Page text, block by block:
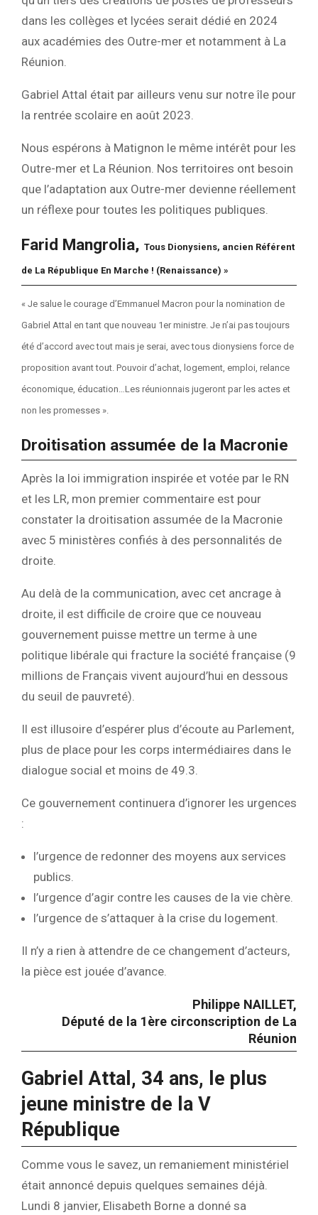
dans les collèges et lycées serait dédié en 2024
aux académies des Outre-mer et notamment à La
Réunion.
Gabriel Attal était par ailleurs venu sur notre île pour
la rentrée scolaire en août 2023.
Nous espérons à Matignon le même intérêt pour les
Outre-mer et La Réunion. Nos territoires ont besoin
que l’adaptation aux Outre-mer devienne réellement
un réflexe pour toutes les politiques publiques.
Farid Mangrolia, Tous Dionysiens, ancien Référent
de La République En Marche ! (Renaissance) »
« Je salue le courage d’Emmanuel Macron pour la nomination de
Gabriel Attal en tant que nouveau 1er ministre. Je n’ai pas toujours
été d’accord avec tout mais je serai, avec tous dionysiens force de
proposition avant tout. Pouvoir d’achat, logement, emploi, relance
économique, éducation…Les réunionnais jugeront par les actes et
non les promesses ».
Droitisation assumée de la Macronie
Après la loi immigration inspirée et votée par le RN
et les LR, mon premier commentaire est pour
constater la droitisation assumée de la Macronie
avec 5 ministères confiés à des personnalités de
droite.
Au delà de la communication, avec cet ancrage à
droite, il est difficile de croire que ce nouveau
gouvernement puisse mettre un terme à une
politique libérale qui fracture la société française (9
millions de Français vivent aujourd’hui en dessous
du seuil de pauvreté).
Il est illusoire d’espérer plus d’écoute au Parlement,
plus de place pour les corps intermédiaires dans le
dialogue social et moins de 49.3.
Ce gouvernement continuera d’ignorer les urgences
:
l’urgence de redonner des moyens aux services
publics.
l’urgence d’agir contre les causes de la vie chère.
l’urgence de s’attaquer à la crise du logement.
Il n’y a rien à attendre de ce changement d’acteurs,
la pièce est jouée d’avance.
Philippe NAILLET,
Député de la 1ère circonscription de La
Réunion
Gabriel Attal, 34 ans, le plus
jeune ministre de la V
République
Comme vous le savez, un remaniement ministériel
était annoncé depuis quelques semaines déjà.
Lundi 8 janvier, Elisabeth Borne a donné sa